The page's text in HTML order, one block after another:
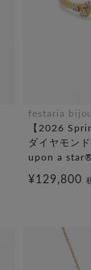
festaria
【2026
ダイヤモン
upon a
¥129,800